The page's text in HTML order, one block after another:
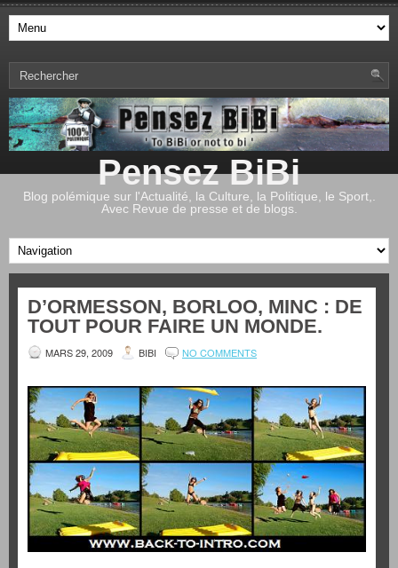
Pensez BiBi
Blog polémique sur l'Actualité, la Culture, la Politique, le Sport,.
Avec Revue de presse et de blogs.
D’ORMESSON, BORLOO, MINC : DE
TOUT POUR FAIRE UN MONDE.
MARS 29, 2009 BIBI NO COMMENTS